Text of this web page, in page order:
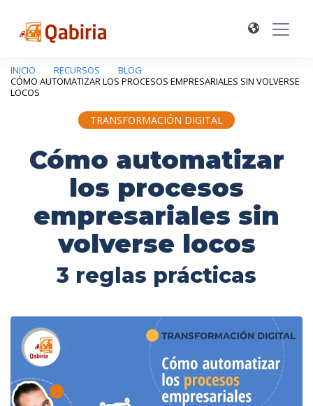
INICIO RECURSOS
BLOG
CÓMO AUTOMATIZAR LOS PROCESOS EMPRESARIALES SIN VOLVERSE
LOCOS
TRANSFORMACIÓN DIGITAL
Cómo automatizar
los procesos
empresariales sin
volverse locos
3 reglas prácticas